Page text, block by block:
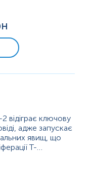
екзогенними
клітинних
відіграє ключову
адже запускає
явищ, що
T-
супресорів
людей і